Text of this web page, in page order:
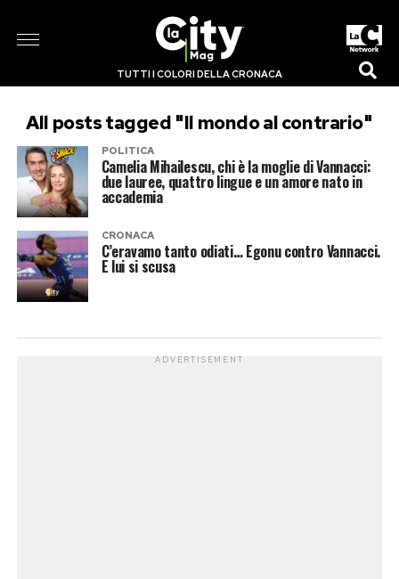
TUTTI I COLORI DELLA CRONACA
All posts tagged "Il mondo al contrario"
POLITICA
Camelia Mihailescu, chi è la moglie di Vannacci:
due lauree, quattro lingue e un amore nato in
accademia
CRONACA
C’eravamo tanto odiati… Egonu contro Vannacci.
E lui si scusa
ADVERTISEMENT